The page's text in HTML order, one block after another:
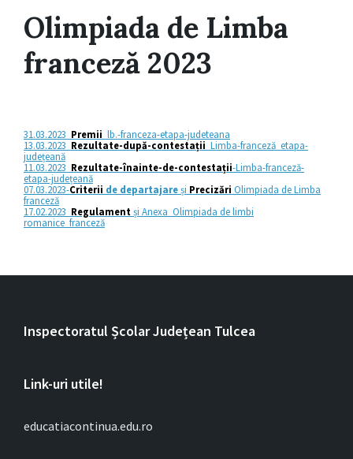
Olimpiada de Limba
franceză 2023
31.03.2023_ Premii _lb.-franceza-etapa-judeteana
13.03.2023_ Rezultate-după-contestații _Limba-franceză_etapa-
județeană
11.03.2023_ Rezultate-înainte-de-contestații-Limba-franceză-
etapa-județeană
07.03.2023-Criterii de departajareși Precizări Olimpiada de Limba
franceză
17.02.2023_ Regulament și Anexa_Olimpiada de limbi
romanice_franceză
Inspectoratul Școlar Județean Tulcea
Link-uri utile!
educatiacontinua.edu.ro